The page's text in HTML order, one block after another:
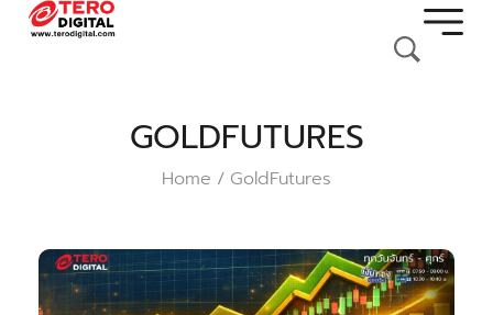
GOLDFUTURES
Home / GoldFutures